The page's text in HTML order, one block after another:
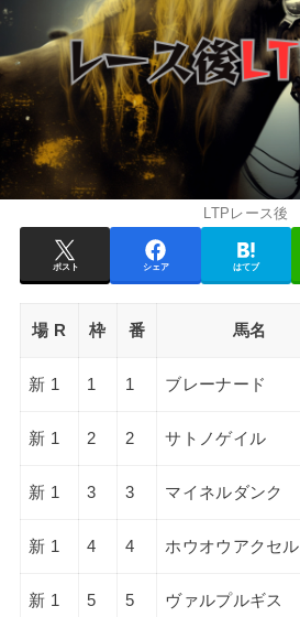
LTPレース後
ポスト シェア はてブ
場 R 枠 番 馬名
新 1 1 1 ブレーナード
新 1 2 2 サトノゲイル
新 1 3 3 マイネルダンク
新 1 4 4 ホウオウアクセル
新 1 5 5 ヴァルプルギス